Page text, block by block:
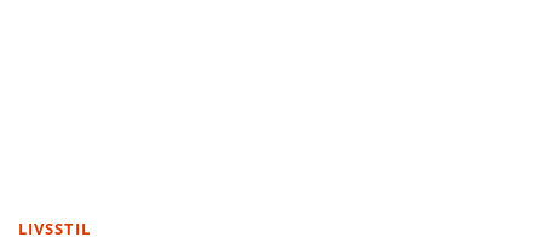
LIVSSTIL